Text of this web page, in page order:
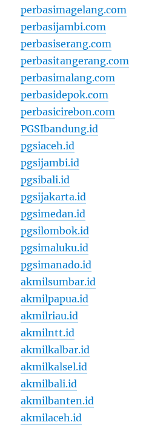
perbasimagelang.com
perbasijambi.com
perbasiserang.com
perbasitangerang.com
perbasimalang.com
perbasidepok.com
perbasicirebon.com
PGSIbandung.id
pgsiaceh.id
pgsijambi.id
pgsibali.id
pgsijakarta.id
pgsimedan.id
pgsilombok.id
pgsimaluku.id
pgsimanado.id
akmilsumbar.id
akmilpapua.id
akmilriau.id
akmilntt.id
akmilkalbar.id
akmilkalsel.id
akmilbali.id
akmilbanten.id
akmilaceh.id